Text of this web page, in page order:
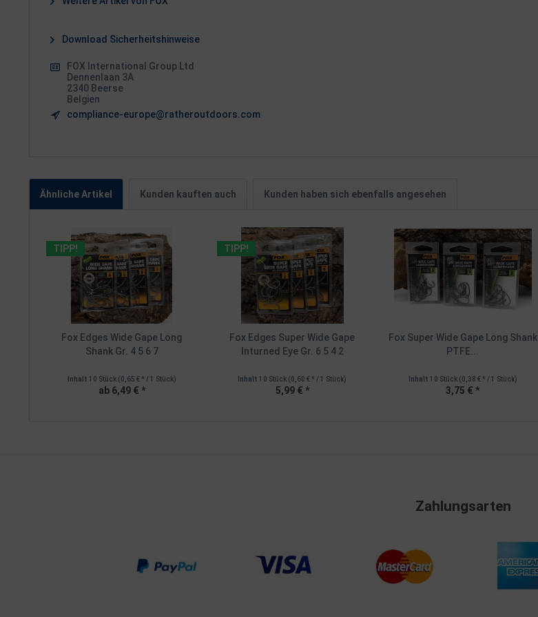
Download Sicherheitshinweise
FOX International Group Ltd
Dennenlaan 3A
2340 Beerse
Belgien
compliance-europe@ratheroutdoors.com
Ähnliche Artikel Kunden kauften auch Kunden haben sich ebenfalls angesehen
TIPP!
Fox Edges Wide Gape Long
Shank Gr. 4 5 6 7
Inhalt 10 Stück (0,65 € * / 1 Stück)
ab 6,49 € *
TIPP!
Fox Edges Super Wide Gape
Inturned Eye Gr. 6 5 4 2
Inhalt10 Stück (0,60 € * / 1 Stück)
5,99 € *
Fox Super Wide Gape Long Shank
PTFE...
Inhalt 10 Stück (0,38 € * / 1 Stück)
3,75 € *
Zahlungsarten